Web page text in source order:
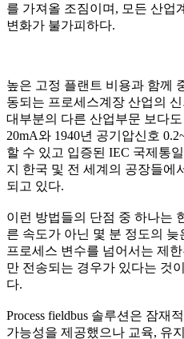
를 가져올 조짐이며, 모든 산업
변화가 불가피하다.
높은 고정 플랜트 비용과 함께
동되는 프로세스계장 산업의
대부분의 다른 산업부문 보다
20mA와 1940년 공기압신호
할 수 있고 입증된 IEC 국제통
지 한국 및 전 세계의 공장들에
되고 있다.
이런 방법들의 단점 중 하나는
른 속도가 아닌 몇 분 정도의
프로세스 변수를 넘어서는 제
만 전송되는 경우가 있다는 것
다.
Process fieldbus 솔루션은 잠재
가능성을 제공했으나 교육, 유